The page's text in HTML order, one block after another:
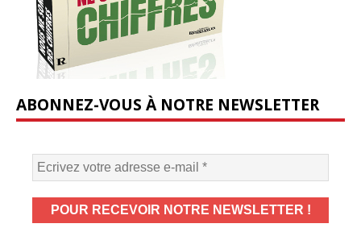
ABONNEZ-VOUS À NOTRE NEWSLETTER